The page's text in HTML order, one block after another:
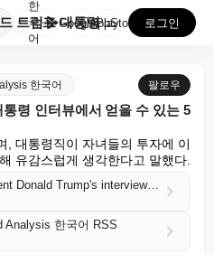
CNBC와의 도널드 트럼프 대통령 인터뷰에서 얻을 수 ...
한
국
어
GooglePlay
AppStore 로그인
한국어 팔로우
령 인터뷰에서 얻을 수 있는 5
, 대통령직이 자녀들의 투자에 이
유감스럽게 생각한다고 말했다.
5 takeaways from President Donald Trump's interview with CNBC
Analysis 한국어 RSS